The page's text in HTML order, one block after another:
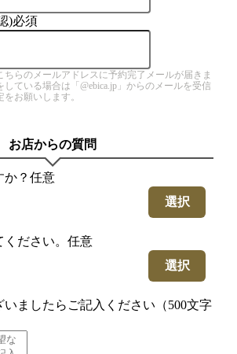
)必須
らのメールアドレスに予約完了メールが届きま
ている場合は「@ebica.jp」からのメールを受信
お願いします。
お店からの質問
？ 任意
選択
ださい。 任意
選択
ましたらご記入ください（500文字